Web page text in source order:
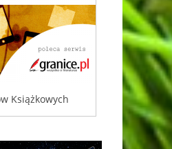
Książkowych